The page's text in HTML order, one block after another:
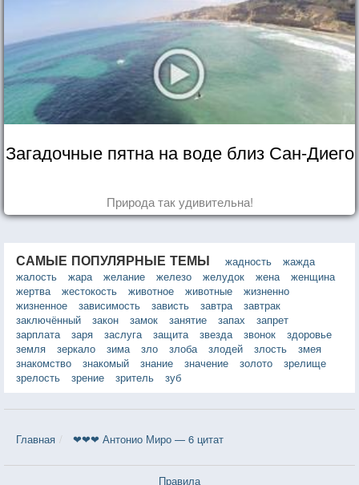
Загадочные пятна на воде близ Сан-Диего
Природа так удивительна!
САМЫЕ ПОПУЛЯРНЫЕ ТЕМЫ жадность
жажда
жалость
жара желание железо желудок жена
женщина
жертва
жестокость животное животные
жизненно
жизненное
зависимость зависть завтра
завтрак
заключённый
закон замок занятие запах
запрет
зарплата
заря заслуга защита звезда звонок
здоровье
земля
зеркало зима зло злоба злодей злость
змея
знакомство
знакомый знание значение золото
зрелище
зрелость
зрение зритель зуб
Главная ❤❤❤ Антонио Миро — 6 цитат
Правила